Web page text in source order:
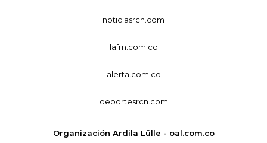
noticiasrcn.com
lafm.com.co
alerta.com.co
deportesrcn.com
Organización Ardila Lülle - oal.com.co